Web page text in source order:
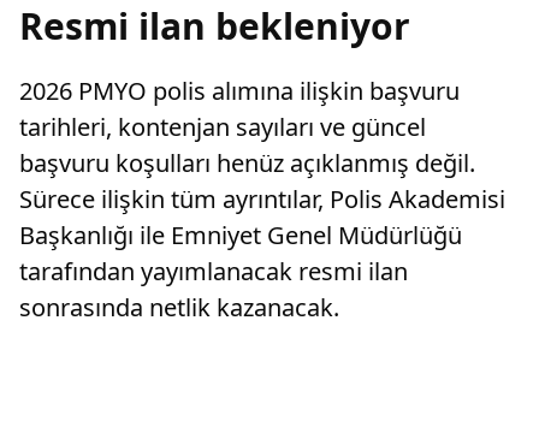
Resmi ilan bekleniyor
2026 PMYO polis alımına ilişkin başvuru
tarihleri, kontenjan sayıları ve güncel
başvuru koşulları henüz açıklanmış değil.
Sürece ilişkin tüm ayrıntılar, Polis Akademisi
Başkanlığı ile Emniyet Genel Müdürlüğü
tarafından yayımlanacak resmi ilan
sonrasında netlik kazanacak.